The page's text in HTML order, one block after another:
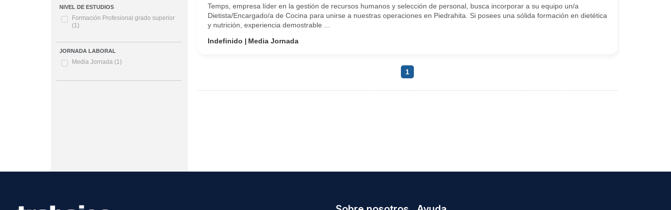
NIVEL DE ESTUDIOS
Formación Profesional grado superior
(1)
JORNADA LABORAL
Media Jornada (1)
Temps, empresa líder en la gestión de recursos humanos y selección de personal, busca incorporar a su equipo un/a
Dietista/Encargado/a de Cocina para unirse a nuestras operaciones en Piedrahita. Si posees una sólida formación en dietética
y nutrición, experiencia demostrable ...
Indefinido
Media Jornada
1